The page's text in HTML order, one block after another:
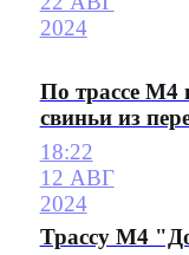
2024
По трассе М4
свиньи из
18:22
12 АВГ
2024
Трассу М4